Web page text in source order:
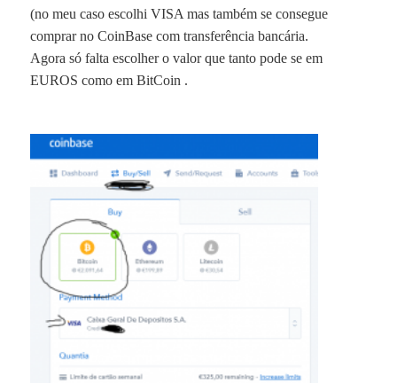
(no meu caso escolhi VISA mas também se consegue
comprar no CoinBase com transferência bancária.
Agora só falta escolher o valor que tanto pode se em
EUROS como emBitCoin .